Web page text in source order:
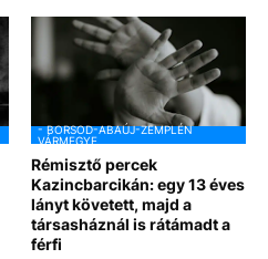
- BORSOD-ABAÚJ-ZEMPLÉN
VÁRMEGYE
Rémisztő percek
Kazincbarcikán: egy 13 éves
lányt követett, majd a
társasháznál is rátámadt a
férfi